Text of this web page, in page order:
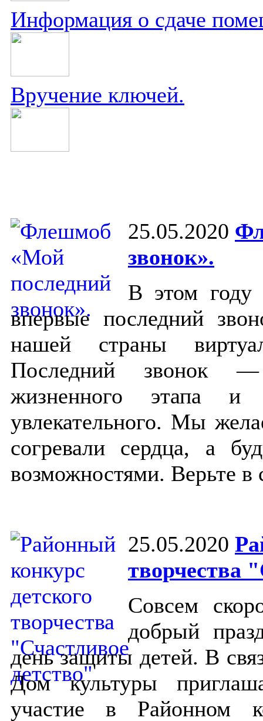
Информация о сдаче
Вручение ключей.
25.05.2020
звонок».
В этом году
впервые последний
нашей страны
Последний звонок
жизненного этапа
увлекательного. Мы
согревали сердца, а
возможностями. Верьте
25.05.2020
творчества
Совсем
добрый
день защиты детей. В
Дом культуры
участие в Районном